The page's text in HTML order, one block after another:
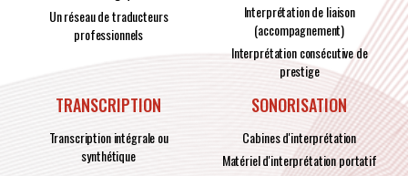
Un réseau de traducteurs
professionnels
Interprétation de liaison
(accompagnement)
Interprétation consécutive de
prestige
TRANSCRIPTION
Transcription intégrale ou
synthétique
SONORISATION
Cabines d'interprétation
Matériel d'interprétation portatif